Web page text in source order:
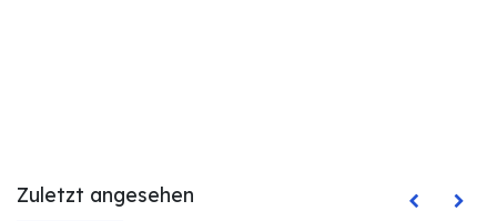
Zuletzt angesehen